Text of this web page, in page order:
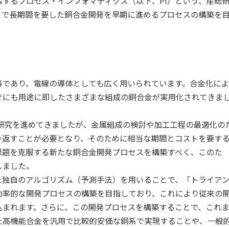
長期間を要した銅合金開発を早期に進めるプロセスの構築を目
あり、電線の導体としても広く用いられています。合金化によ
も用途に即したさまざまな組成の銅合金が実用化されてきま
究を進めてきましたが、金属組成の検討や加工工程の最適化の
すことが必要となり、そのために相当な期間とコストを要する
を克服する新たな銅合金開発プロセスを構築すべく、このた
した。
自のアルゴリズム（予測手法）を用いることで、「トライアン
的な開発プロセスの構築を目指しており、これにより従来の
れます。さらに、この開発プロセスを構築することで、これま
機能合金を汎用で比較的安価な銅系で実現することや、一般